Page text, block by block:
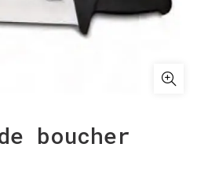
boucher